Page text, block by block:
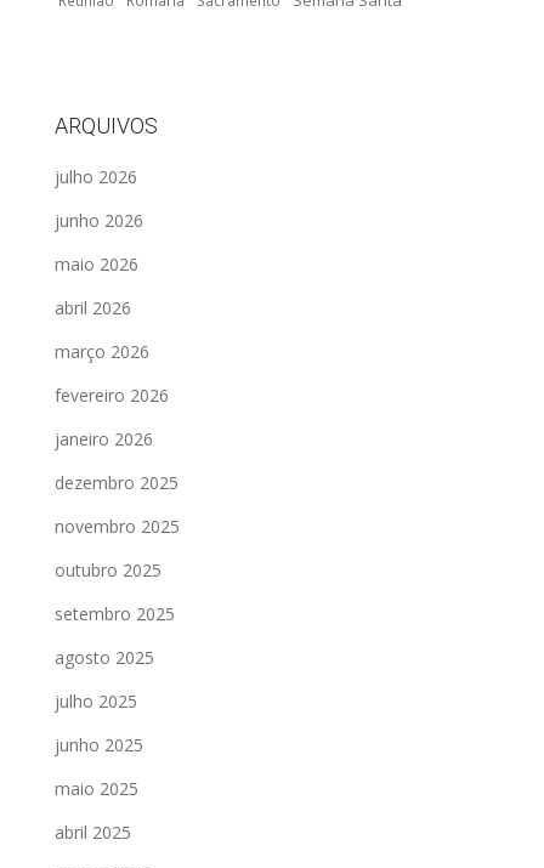
ARQUIVOS
julho 2026
junho 2026
maio 2026
abril 2026
março 2026
fevereiro 2026
janeiro 2026
dezembro 2025
novembro 2025
outubro 2025
setembro 2025
agosto 2025
julho 2025
junho 2025
maio 2025
abril 2025